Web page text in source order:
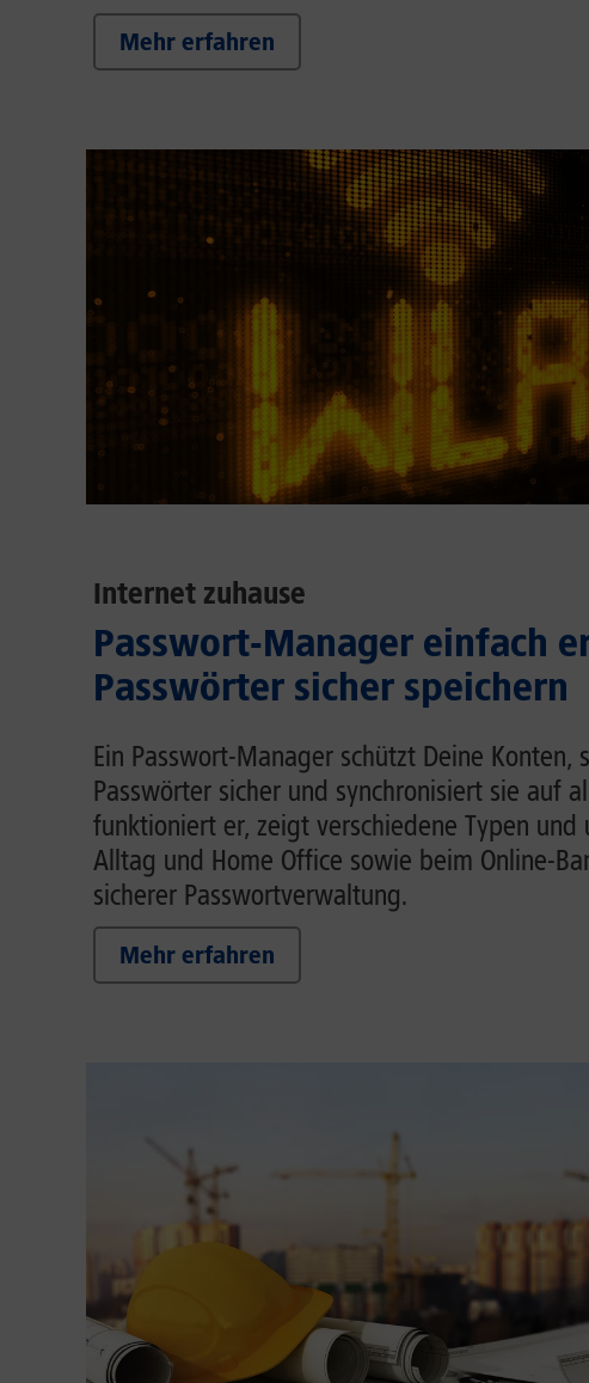
Mehr erfahren
Internet zuhause
Passwort-Manager einfach
Passwörter sicher speichern
Ein Passwort-Manager schützt Deine Konten,
Passwörter sicher und synchronisiert sie auf
funktioniert er, zeigt verschiedene Typen und
Alltag und Home Office sowie beim Online-
sicherer Passwortverwaltung.
Mehr erfahren